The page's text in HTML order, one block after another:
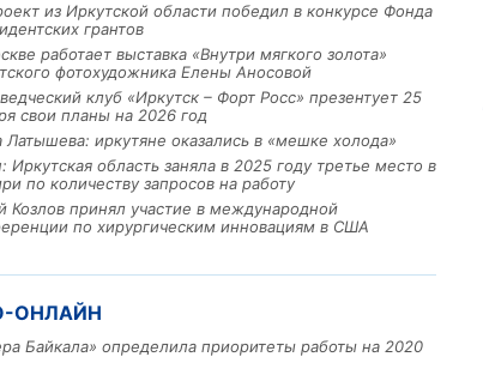
из Иркутской области победил в конкурсе Фонда
грантов
работает выставка «Внутри мягкого золота»
фотохудожника Елены Аносовой
клуб «Иркутск – Форт Росс» презентует 25
свои планы на 2026 год
Латышева: иркутяне оказались в «мешке холода»
Иркутская область заняла в 2025 году третье место в
по количеству запросов на работу
Козлов принял участие в международной
по хирургическим инновациям в США
ОНЛАЙН
Байкала» определила приоритеты работы на 2020
машиностроительное предприятие